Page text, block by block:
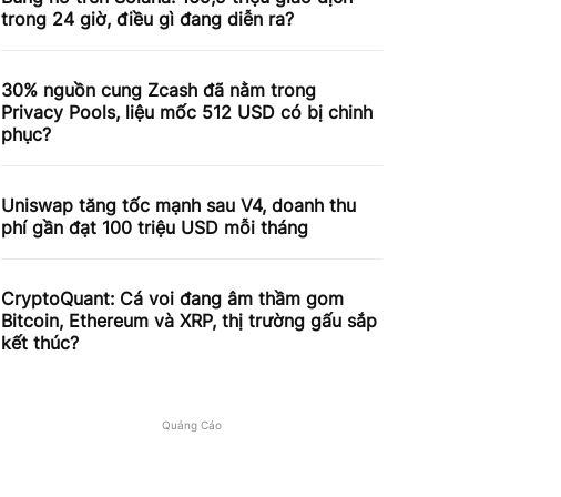
trong 24 giờ, điều gì đang diễn ra?
30% nguồn cung Zcash đã nằm trong
Privacy Pools, liệu mốc 512 USD có bị chinh
phục?
Uniswap tăng tốc mạnh sau V4, doanh thu
phí gần đạt 100 triệu USD mỗi tháng
CryptoQuant: Cá voi đang âm thầm gom
Bitcoin, Ethereum và XRP, thị trường gấu sắp
kết thúc?
Quảng Cáo